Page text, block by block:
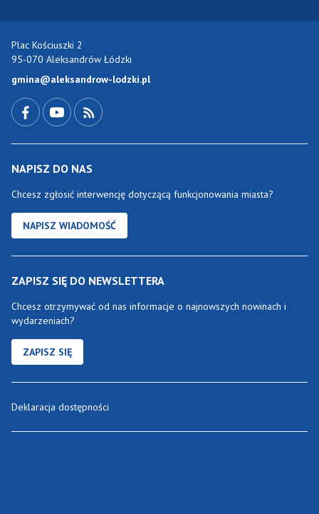
Plac Kościuszki 2
95-070 Aleksandrów Łódzki
gmina@aleksandrow-lodzki.pl
NAPISZ DO NAS
Chcesz zgłosić interwencję dotyczącą funkcjonowania miasta?
NAPISZ WIADOMOŚĆ
ZAPISZ SIĘ DO NEWSLETTERA
Chcesz otrzymywać od nas informacje o najnowszych nowinach i
wydarzeniach?
ZAPISZ SIĘ
Deklaracja dostępności